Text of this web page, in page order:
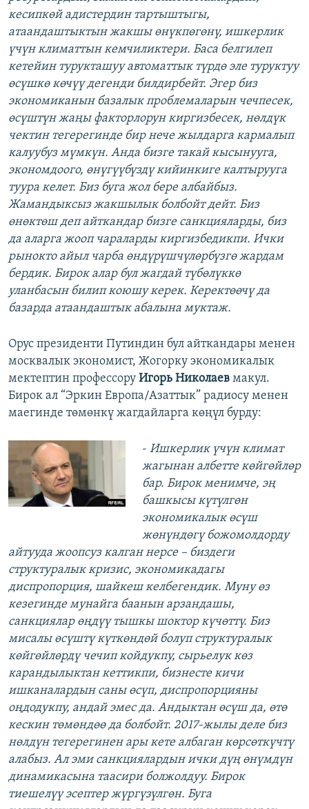
кесипкөй адистердин тартыштыгы,
атаандаштыктын жакшы өнүкпөгөнү, ишкерлик
үчүн климаттын кемчиликтери. Баса белгилеп
кетейин турукташуу автоматтык түрдө эле туруктуу
өсүшкө көчүү дегенди билдирбейт. Эгер биз
экономиканын базалык проблемаларын чечпесек,
өсүштүн жаңы факторлорун киргизбесек, нөлдүк
чектин тегерегинде бир нече жылдарга кармалып
калуубуз мүмкүн. Анда бизге такай кысынууга,
экономдоого, өнүгүүбүздү кийинкиге калтырууга
туура келет. Биз буга жол бере албайбыз.
Жамандыксыз жакшылык болбойт дейт. Биз
өнөктөш деп айткандар бизге санкцияларды, биз
да аларга жооп чараларды киргизбедикпи. Ички
рынокто айыл чарба өндүрүшчүлөрбүзгө жардам
бердик. Бирок алар бул жагдай түбөлүккө
уланбасын билип коюшу керек. Керектөөчү да
базарда атаандаштык абалына муктаж.
Орус президенти Путиндин бул айткандары менен
москвалык экономист, Жогорку экономикалык
мектептин профессору Игорь Николаев макул.
Бирок ал “Эркин Европа/Азаттык” радиосу менен
маегинде төмөнкү жагдайларга көңүл бурду:
- Ишкерлик үчүн климат
жагынан албетте көйгөйлөр
бар. Бирок менимче, эң
башкысы күтүлгөн
экономикалык өсүш
жөнүндөгү божомолдорду
айтууда жоопсуз калган нерсе – биздеги
структуралык кризис, экономикадагы
диспропорция, шайкеш келбегендик. Муну өз
кезегинде мунайга баанын арзандашы,
санкциялар өңдүү тышкы шоктор күчөттү. Биз
мисалы өсүштү күткөндөй болуп структуралык
көйгөйлөрдү чечип койдукпу, сырьелук көз
карандылыктан кеттикпи, бизнесте кичи
ишканалардын саны өсүп, диспропорцияны
оңдодукпу, андай эмес да. Андыктан өсүш да, өтө
кескин төмөндөө да болбойт. 2017-жылы деле биз
нөлдүн тегерегинен ары кете албаган көрсөткүчтү
алабыз. Ал эми санкциялардын ички дүң өнүмдүн
динамикасына таасири болжолдуу. Бирок
тиешелүү эсептер жүргүзүлгөн. Буга